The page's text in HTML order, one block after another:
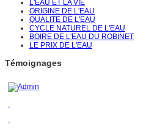
L'EAU ET LA VIE
ORIGINE DE L'EAU
QUALITE DE L'EAU
CYCLE NATUREL DE L'EAU
BOIRE DE L'EAU DU ROBINET
LE PRIX DE L'EAU
Témoignages